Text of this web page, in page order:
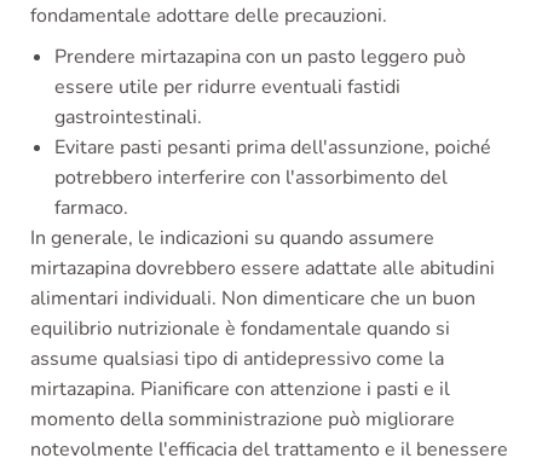
fondamentale adottare delle precauzioni.
Prendere mirtazapina con un pasto leggero può
essere utile per ridurre eventuali fastidi
gastrointestinali.
Evitare pasti pesanti prima dell'assunzione, poiché
potrebbero interferire con l'assorbimento del
farmaco.
In generale, le indicazioni su quando assumere
mirtazapina dovrebbero essere adattate alle abitudini
alimentari individuali. Non dimenticare che un buon
equilibrio nutrizionale è fondamentale quando si
assume qualsiasi tipo di antidepressivo come la
mirtazapina. Pianificare con attenzione i pasti e il
momento della somministrazione può migliorare
notevolmente l'efficacia del trattamento e il benessere